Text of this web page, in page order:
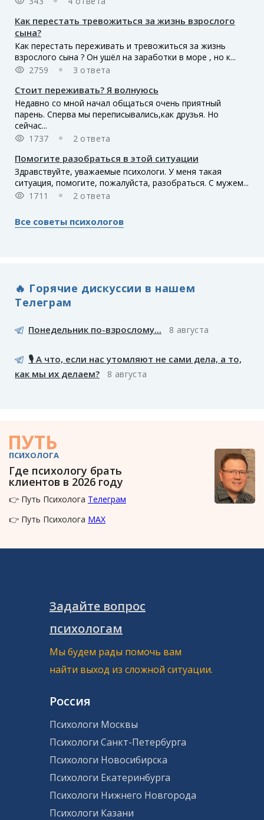
Как перестать тревожиться за жизнь взрослого
сына?
Как перестать переживать и тревожиться за жизнь
взрослого сына ? Он ушёл на заработки в море , но к...
2759
3 ответа
Стоит переживать? Я волнуюсь
Недавно со мной начал общаться очень приятный
парень. Сперва мы переписывались,как друзья. Но
сейчас...
1737
2 ответа
Помогите разобраться в этой ситуации
Здравствуйте, уважаемые психологи. У меня такая
ситуация, помогите, пожалуйста, разобраться. С мужем...
1711
2 ответа
Все советы психологов
🔥 Горячие дискуссии в нашем
Телеграм
Понедельник по-взрослому... 8 августа
🎙️ А что, если нас утомляют не сами дела, а то,
как мы их делаем?
8 августа
ПУТЬ
ПСИХОЛОГА
Где психологу брать
клиентов в 2026 году
👉 Путь Психолога Телеграм
👉 Путь Психолога MAX
Задайте вопрос
психологам
Мы будем рады помочь вам
найти выход из сложной ситуации.
Россия
Психологи Москвы
Психологи Санкт-Петербурга
Психологи Новосибирска
Психологи Екатеринбурга
Психологи Нижнего Новгорода
Психологи Казани